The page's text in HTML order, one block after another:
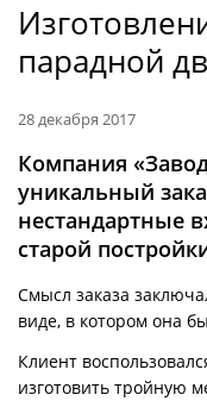
парадной
28 декабря 2017
Компания
уникальный
нестандартные
старой
Смысл заказа
виде, в котором она
Клиент
изготовить тройную